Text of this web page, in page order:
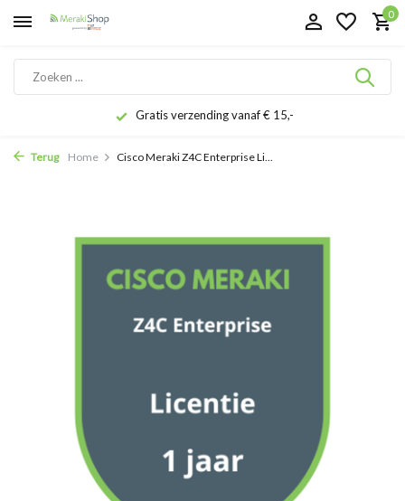
0
Gratis verzending vanaf € 15,-
Terug Home Cisco Meraki Z4C Enterprise Li...